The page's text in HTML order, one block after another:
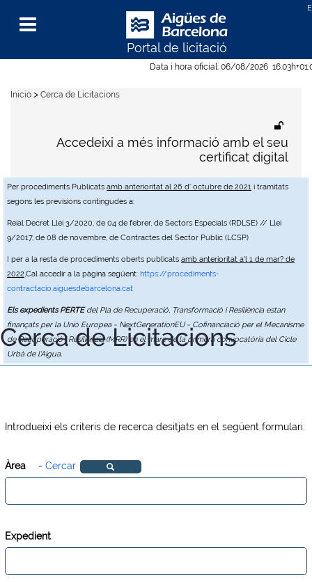
Data i hora oficial: 06/08/2026 16:03h
Per procediments Publicats amb anterioritat al 26 d' octubre de 2021 i tramitats
segons les previsions contingudes a:
Reial Decret Llei 3/2020, de 04 de febrer, de Sectors Especials (RDLSE) // Llei
9/2017, de 08 de novembre, de Contractes del Sector Públic (LCSP)
I per a la resta de procediments oberts publicats amb anterioritat a'l 1 de mar? de
2022,Cal accedir a la pàgina següent: https://procediments-
contractacio.aiguesdebarcelona.cat
Els expedients PERTEdel Pla de Recuperació, Transformació i Resiliència estan
finançats per la Unió Europea - NextGenerationEU - Cofinanciació per el Mecanisme
de Recuperació i Resiliència (MRR) en el marc de la primera convocatòria del Cicle
Urbà de l'Aigua.
Portal de licitació
Menu
Accedeixi a més informació amb el seu
certificat digital
Inicio > Cerca de Licitacions
Cerca de Licitacions
Introdueixi els criteris de recerca desitjats en el següent formulari.
Àrea - Cercar
Expedient